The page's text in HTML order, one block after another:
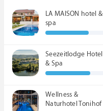
LA MAISON hotel &
spa
Seezeitlodge Hotel
& Spa
Wellness &
Naturhotel Tonihof